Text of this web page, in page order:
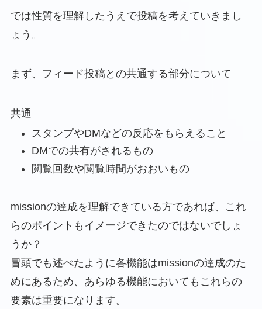
では性質を理解したうえで投稿を考えていきまし
ょう。
まず、フィード投稿との共通する部分について
共通
スタンプやDMなどの反応をもらえること
DMでの共有がされるもの
閲覧回数や閲覧時間がおおいもの
missionの達成を理解できている方であれば、これ
らのポイントもイメージできたのではないでしょ
うか？
冒頭でも述べたように各機能はmissionの達成のた
めにあるため、あらゆる機能においてもこれらの
要素は重要になります。